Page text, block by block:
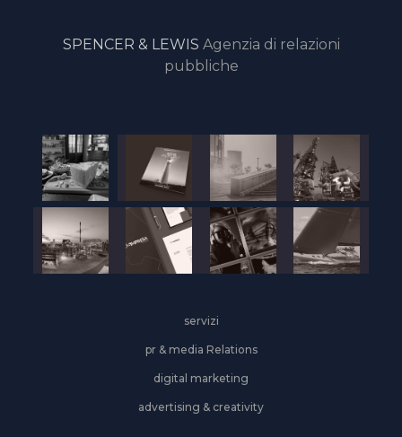
online
SPENCER & LEWIS Agenzia di relazioni
pubbliche
servizi
pr & media Relations
digital marketing
advertising & creativity